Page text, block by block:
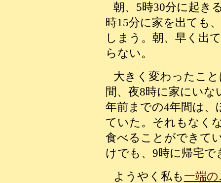
朝、5時30分に起き
時15分に家を出ても
しまう。朝、早く出
らない。
大きく変わったこ
間、夜8時に家にい
年前までの4年間は、
ていた。それもなく
食べることができて
けでも、9時に帰宅
ようやく私も一端